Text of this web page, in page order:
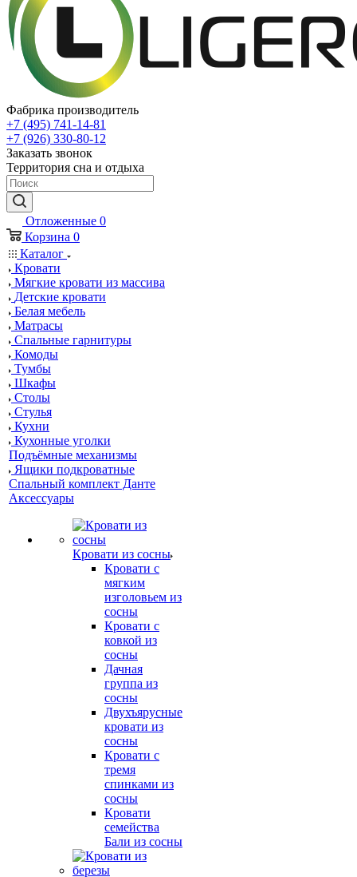
Фабрика производитель
+7 (495) 741-14-81
+7 (926) 330-80-12
Заказать звонок
Территория сна и отдыха
Отложенные 0
Корзина 0
Каталог
Кровати
Мягкие кровати из массива
Детские кровати
Белая мебель
Матрасы
Спальные гарнитуры
Комоды
Тумбы
Шкафы
Столы
Стулья
Кухни
Кухонные уголки
Подъёмные механизмы
Ящики подкроватные
Спальный комплект Данте
Аксессуары
Кровати из сосны
Кровати с
мягким
изголовьем из
сосны
Кровати с
ковкой из
сосны
Дачная
группа из
сосны
Двухъярусные
кровати из
сосны
Кровати с
тремя
спинками из
сосны
Кровати
семейства
Бали из сосны